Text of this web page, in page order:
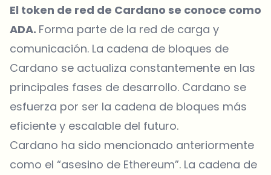
El token de red de Cardano se conoce como
ADA. Forma parte de la red de carga y
comunicación. La cadena de bloques de
Cardano se actualiza constantemente en las
principales fases de desarrollo. Cardano se
esfuerza por ser la cadena de bloques más
eficiente y escalable del futuro.
Cardano ha sido mencionado anteriormente
como el “asesino de Ethereum”. La cadena de